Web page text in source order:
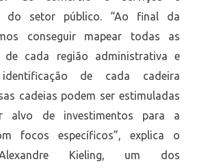
do setor público. “Ao final da
conseguir mapear todas as
de cada região administrativa e
de cada cadeira
cadeias podem ser estimuladas
alvo de investimentos para a
focos específicos”, explica o
Kieling, um dos